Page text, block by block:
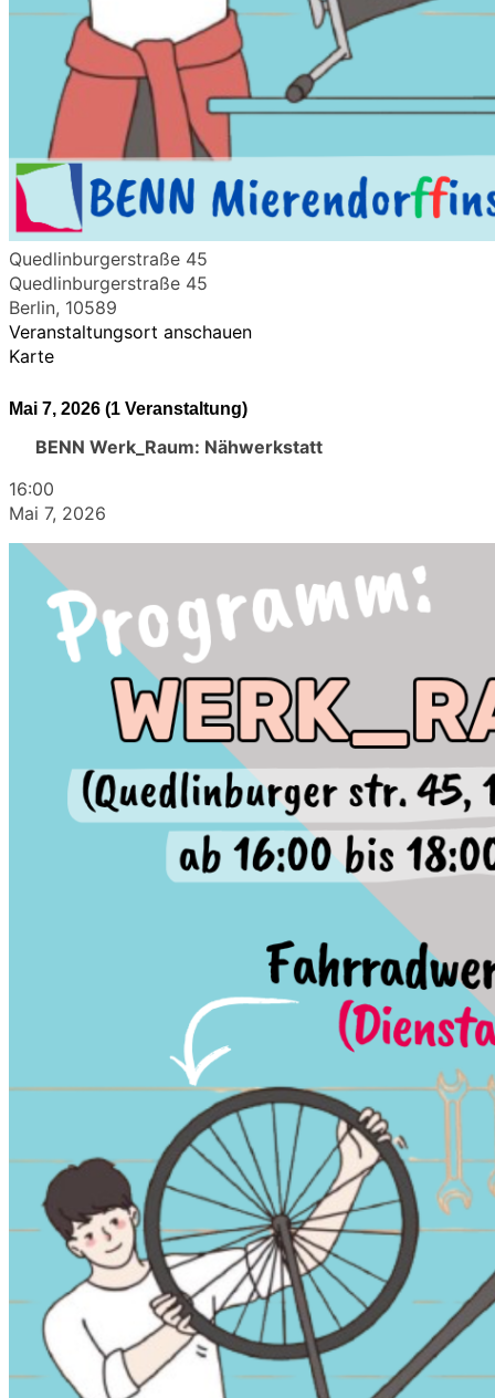
Quedlinburgerstraße 45
Quedlinburgerstraße 45
Berlin, 10589
Veranstaltungsort anschauen
Karte
Mai 7, 2026 (1 Veranstaltung)
BENN Werk_Raum: Nähwerkstatt
16:00
Mai 7, 2026